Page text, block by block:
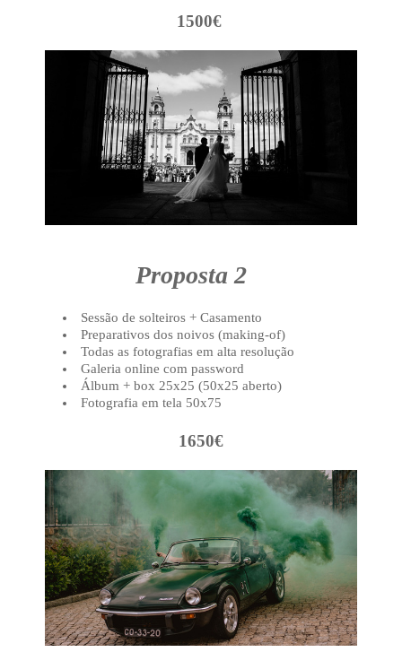
1500€
Proposta 2
Sessão de solteiros + Casamento
Preparativos dos noivos (making-of)
Todas as fotografias em alta resolução
Galeria online com password
Álbum + box 25x25 (50x25 aberto)
Fotografia em tela 50x75
1650€